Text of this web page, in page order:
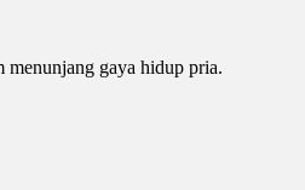
menunjang gaya hidup pria.